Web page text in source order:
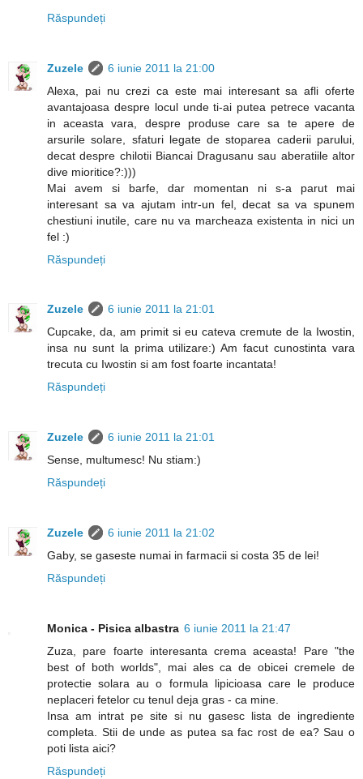
Răspundeți
Zuzele
6 iunie 2011 la 21:00
Alexa, pai nu crezi ca este mai interesant sa afli oferte
avantajoasa despre locul unde ti-ai putea petrece vacanta
in aceasta vara, despre produse care sa te apere de
arsurile solare, sfaturi legate de stoparea caderii parului,
decat despre chilotii Biancai Dragusanu sau aberatiile altor
dive mioritice?:)))
Mai avem si barfe, dar momentan ni s-a parut mai
interesant sa va ajutam intr-un fel, decat sa va spunem
chestiuni inutile, care nu va marcheaza existenta in nici un
fel :)
Răspundeți
Zuzele
6 iunie 2011 la 21:01
Cupcake, da, am primit si eu cateva cremute de la Iwostin,
insa nu sunt la prima utilizare:) Am facut cunostinta vara
trecuta cu Iwostin si am fost foarte incantata!
Răspundeți
Zuzele
6 iunie 2011 la 21:01
Sense, multumesc! Nu stiam:)
Răspundeți
Zuzele
6 iunie 2011 la 21:02
Gaby, se gaseste numai in farmacii si costa 35 de lei!
Răspundeți
Monica - Pisica albastra 6 iunie 2011 la 21:47
Zuza, pare foarte interesanta crema aceasta! Pare "the
best of both worlds", mai ales ca de obicei cremele de
protectie solara au o formula lipicioasa care le produce
neplaceri fetelor cu tenul deja gras - ca mine.
Insa am intrat pe site si nu gasesc lista de ingrediente
completa. Stii de unde as putea sa fac rost de ea? Sau o
poti lista aici?
Răspundeți